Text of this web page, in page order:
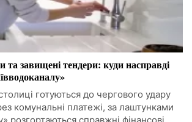
та завищені тендери: куди насправді
готуються до чергового удару
комунальні платежі, за лаштунками